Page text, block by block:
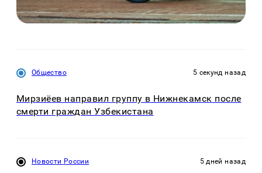
Общество 5 секунд назад
Мирзиёев направил группу в Нижнекамск после
смерти граждан Узбекистана
Новости России 5 дней назад